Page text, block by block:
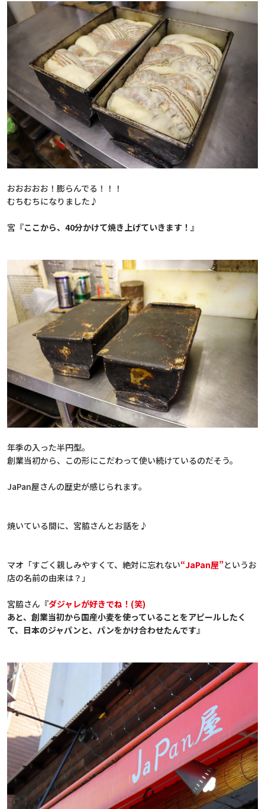
おおおおお！膨らんでる！！！
むちむちになりました♪
宮 『ここから、40分かけて焼き上げていきます！ 』
年季の入った半円型。
創業当初から、この形にこだわって使い続けているのだそう。
JaPan屋さんの歴史が感じられます。
焼いている間に、宮脇さんとお話を♪
マオ「すごく親しみやすくて、絶対に忘れない“JaPan屋”というお
店の名前の由来は？」
宮脇さん 『ダジャレが好きでね！(笑)
あと、創業当初から国産小麦を使っていることをアピールしたく
て、日本のジャパンと、パンをかけ合わせたんです』